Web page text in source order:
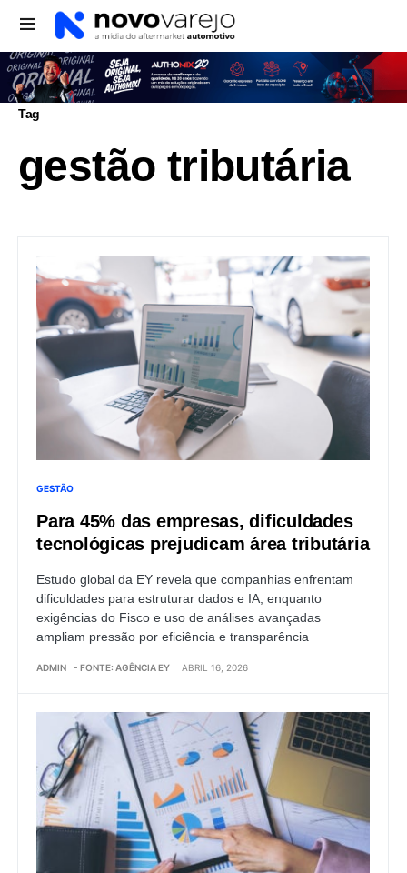
Tag
gestão tributária
GESTÃO
Para 45% das empresas, dificuldades
tecnológicas prejudicam área tributária
Estudo global da EY revela que companhias enfrentam
dificuldades para estruturar dados e IA, enquanto
exigências do Fisco e uso de análises avançadas
ampliam pressão por eficiência e transparência
ADMIN - FONTE: AGÊNCIA EY ABRIL 16, 2026